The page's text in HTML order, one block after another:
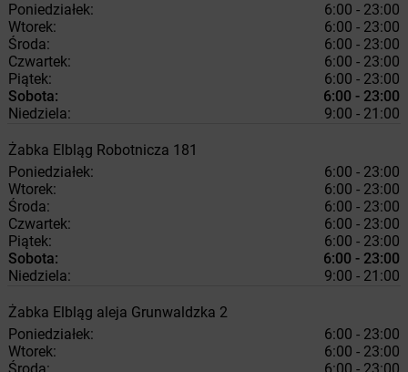
Poniedziałek:
6:00 - 23:00
Wtorek:
6:00 - 23:00
Środa:
6:00 - 23:00
Czwartek:
6:00 - 23:00
Piątek:
6:00 - 23:00
Sobota:
6:00 - 23:00
Niedziela:
9:00 - 21:00
Żabka Elbląg Robotnicza 181
Poniedziałek:
6:00 - 23:00
Wtorek:
6:00 - 23:00
Środa:
6:00 - 23:00
Czwartek:
6:00 - 23:00
Piątek:
6:00 - 23:00
Sobota:
6:00 - 23:00
Niedziela:
9:00 - 21:00
Żabka Elbląg aleja Grunwaldzka 2
Poniedziałek:
6:00 - 23:00
Wtorek:
6:00 - 23:00